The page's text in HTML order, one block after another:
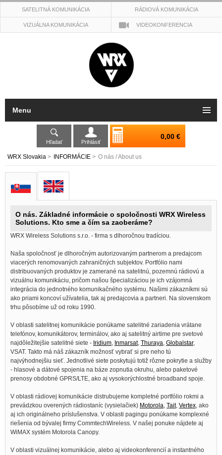
SATELITNÁ KOMUNIKÁCIA RÁDIOVÁ KOMUNIKÁCIA
VIZUÁLNA KOMUNIKÁCIA VIDEOKONFERENCIA
Hľadať Prihlásiť
0,00 €
WRX Slovakia > INFORMÁCIE > O nás / About us
O nás. Základné informácie o spoločnosti WRX Wireless
Solutions. Kto sme a čím sa zaoberáme?
WRX Wireless Solutions s.r.o. - firma s dlhoročnou tradíciou.
Naša spoločnosť je dlhoročným autorizovaným partnerom a predajcom
viacerých renomovaných zahraničných subjektov. Portfólio nami
distribuovaných produktov je zamerané na satelitnú, pozemnú rádiovú a
vizuálnu komunikáciu, pričom našou špecializáciou je ich vzájomná
integrácia do jednotného komunikačného systému. Našimi zákazníkmi sú
ako priami koncoví užívatelia, tak aj predajcovia a partneri. Na slovenskom
trhu pôsobíme už od roku 1990.
V oblasti satelitnej komunikácie ponúkame satelitné zariadenia vrátane
telefónov, komunikátorov, terminálov, ako aj satelitný airtime pre svetové
najdôležitejšie satelitné siete - Iridium, Inmarsat, Thuraya, Globalstar,
VSAT. Takto má náš zákazník možnosť vybrať si pre neho tú
najvýhodnejšiu sieť. Jednotlivé siete poskytujú totiž rôzne pokrytie a služby
- hlasové a dátové spojenia na báze zopnutia okruhu, alebo paketové
prenosy obdobné GPRS/LTE, ako aj vysokorýchlostné broadband spoje.
V oblasti rádiovej komunikácie distrubujeme kompletné portfólio rokmi a
prevádzkou overených rádiostaníc (vysielačiek) Motorola, Tait, Vertex, ako
aj ich originálneho príslušenstva. V oblasti pagingu ponúkame komplexné
riešenia od bývalej firmy CommtechWireless. V našej ponuke nájdete aj
WiMAX systém Motorola Canopy.
V oblasti vizuálnej komunikácie, alebo aj videokonferencií a instantného
Menu